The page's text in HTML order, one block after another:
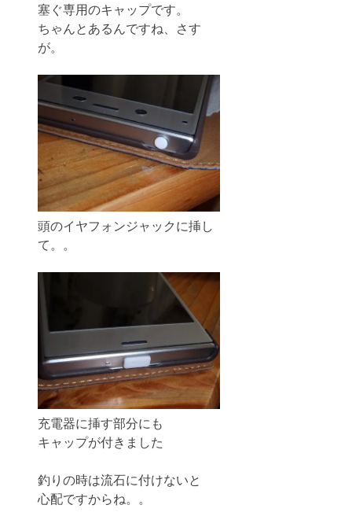
塞ぐ専用のキャップです。
ちゃんとあるんですね、さす
が。
頭のイヤフォンジャックに挿し
て。。
充電器に挿す部分にも
キャップが付きました
釣りの時は流石に付けないと
心配ですからね。。